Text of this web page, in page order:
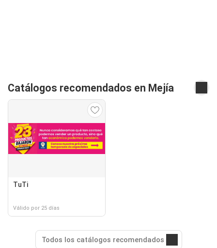
Catálogos recomendados en Mejía
TuTi
Válido por 25 días
Todos los catálogos recomendados